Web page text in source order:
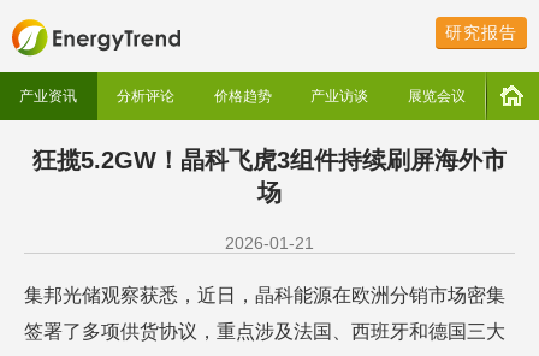
研究报告
产业资讯 分析评论 价格趋势 产业访谈 展览会议
狂揽5.2GW！晶科飞虎3组件持续刷屏海外市
场
2026-01-21
集邦光储观察获悉，近日，晶科能源在欧洲分销市场密集
签署了多项供货协议，重点涉及法国、西班牙和德国三大